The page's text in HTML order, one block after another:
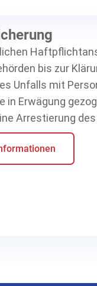
bis zur
Unfalls mit
Erwägung
Arrestierung